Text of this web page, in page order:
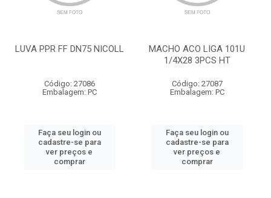
LUVA PPR FF DN75 NICOLL
Código: 27086
Embalagem: PC
Faça seu login ou
cadastre-se para
ver preços e
comprar
MACHO ACO LIGA 101U
1/4X28 3PCS HT
Código: 27087
Embalagem: PC
Faça seu login ou
cadastre-se para
ver preços e
comprar